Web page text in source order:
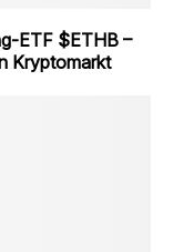
ETF $ETHB –
Kryptomarkt